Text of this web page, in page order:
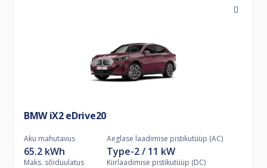
BMW iX2 eDrive20
Aku mahutavus
65.2 kWh
Maks. sõiduulatus
Aeglase laadimise pistikutüüp (AC)
Type-2 11 kW
Kiirlaadimise pistikutüüp (DC)